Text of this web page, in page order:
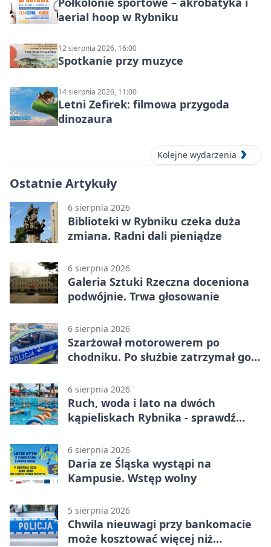
aerial hoop w Rybniku
12 sierpnia 2026, 16:00
Spotkanie przy muzyce
14 sierpnia 2026, 11:00
Letni Zefirek: filmowa przygoda
dinozaura
Kolejne wydarzenia
Ostatnie Artykuły
6 sierpnia 2026
Biblioteki w Rybniku czeka duża
zmiana. Radni dali pieniądze
6 sierpnia 2026
Galeria Sztuki Rzeczna doceniona
podwójnie. Trwa głosowanie
6 sierpnia 2026
Szarżował motorowerem po
chodniku. Po służbie zatrzymał go
6 sierpnia 2026
Ruch, woda i lato na dwóch
kąpieliskach Rybnika - sprawdź
6 sierpnia 2026
Daria ze Śląska wystąpi na
Kampusie. Wstęp wolny
5 sierpnia 2026
Chwila nieuwagi przy bankomacie
może kosztować więcej niż